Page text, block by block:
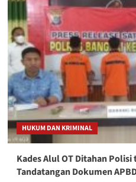
Apresiasi
Polres
Bangkep
dalam
Penanganan
Kasus
Korupsi
Dana
Hibah
Bawaslu
Balut
HUKUM DAN KRIMINAL
Kades Alul OT Ditahan
Tandatangan Dokumen